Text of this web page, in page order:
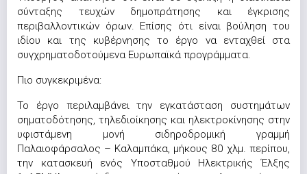
σύνταξης τευχών δημοπράτησης και έγκρισης
περιβαλλοντικών όρων. Επίσης ότι είναι βούληση του
ιδίου και της κυβέρνησης το έργο να ενταχθεί στα
συγχρηματοδοτούμενα Ευρωπαϊκά προγράμματα.
Πιο συγκεκριμένα:
Το έργο περιλαμβάνει την εγκατάσταση συστημάτων
σηματοδότησης, τηλεδιοίκησης και ηλεκτροκίνησης στην
υφιστάμενη μονή σιδηροδρομική γραμμή
Παλαιοφάρσαλος – Καλαμπάκα, μήκους 80 χλμ. περίπου,
την κατασκευή ενός Υποσταθμού Ηλεκτρικής Έλξης